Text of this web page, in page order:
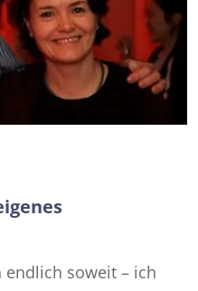
endlich soweit – ich